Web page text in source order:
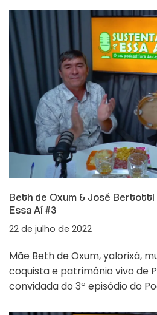
Beth de Oxum & José
Essa Aí #3
22 de julho de 2022
Mãe Beth de Oxum, yalorixá,
coquista e patrimônio vivo de
convidada do 3º episódio do